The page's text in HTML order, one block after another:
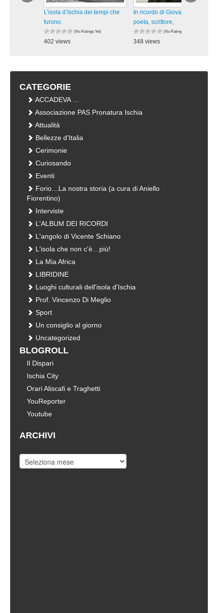
L’isola d’Ischia dei tempi che
furono.
(No Ratings Yet)
402 views
In ricordo di Giovanni Verde,
poeta, scrittore,
(No Ratings Yet)
348 views
CATEGORIE
ACCADEVA …
Associazione PAS Pronatura Ischia
Attualità
Bellezze d'Italia
Cerimonie
Curiosando
Eventi
Forio…La nostra storia (a cura di Aniello
Fiorentino)
Interviste
L'ALBUM DEI RICORDI
L'angolo di Vicente Schiano
L'isola che non c'è…più!
La Mia Africa
LIBRIDINE
Luoghi culturali dell'isola d'Ischia
Prof. Vincenzo Di Meglio
Sport
Un consiglio al giorno
Uncategorized
BLOGROLL
Il Dispari
Ischia City
Orari Aliscafi e Traghetti
YouReporter
Youtube
ARCHIVI